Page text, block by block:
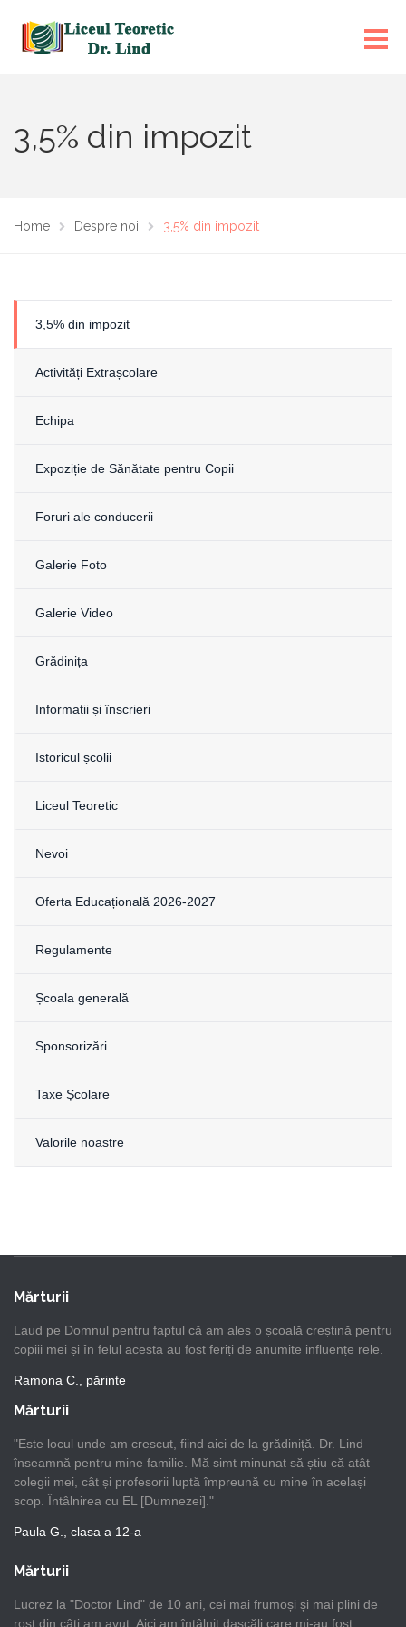
3,5% din impozit
Home Despre noi 3,5% din impozit
3,5% din impozit
Activități Extrașcolare
Echipa
Expoziție de Sănătate pentru Copii
Foruri ale conducerii
Galerie Foto
Galerie Video
Grădinița
Informații și înscrieri
Istoricul școlii
Liceul Teoretic
Nevoi
Oferta Educațională 2026-2027
Regulamente
Școala generală
Sponsorizări
Taxe Școlare
Valorile noastre
Mărturii
Laud pe Domnul pentru faptul că am ales o școală creștină pentru
copiii mei și în felul acesta au fost feriți de anumite influențe rele.
Ramona C., părinte
Mărturii
"Este locul unde am crescut, fiind aici de la grădiniță. Dr. Lind
înseamnă pentru mine familie. Mă simt minunat să știu că atât
colegii mei, cât și profesorii luptă împreună cu mine în același
scop. Întâlnirea cu EL [Dumnezei]."
Paula G., clasa a 12-a
Mărturii
Lucrez la "Doctor Lind" de 10 ani, cei mai frumoși și mai plini de
rost din câți am avut. Aici am întâlnit dascăli care mi-au fost